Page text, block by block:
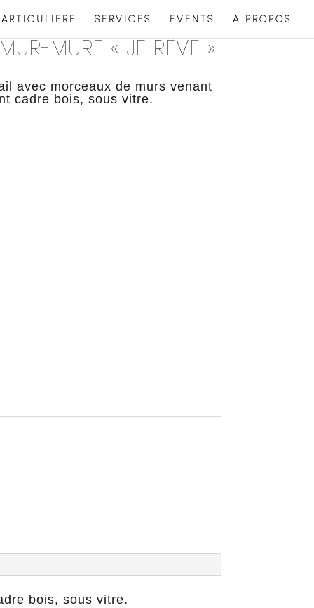
SERVICES EVENTS A PROPOS
MURE « JE RÊVE »
avec morceaux de murs venant
cadre bois, sous vitre.
bois, sous vitre.